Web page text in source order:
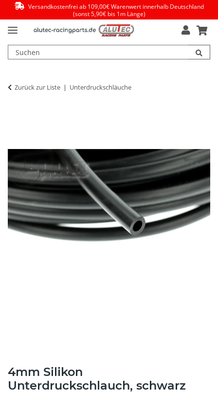
Versandkostenfrei ab 109,00€ Warenwert innerhalb Deutschland
(sonst 5,90€ bis 1m Länge)
Zurück zur Liste Unterdruckschläuche
4mm Silikon
Unterdruckschlauch, schwarz